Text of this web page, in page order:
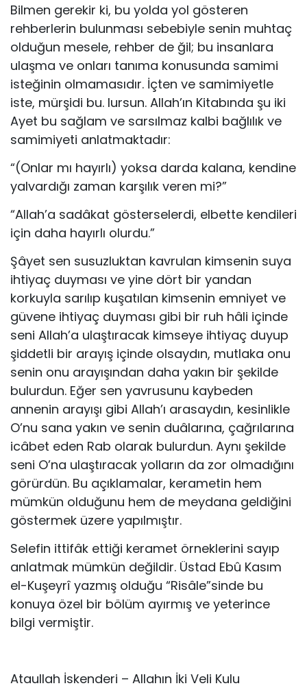
Bilmen gerekir ki, bu yolda yol gösteren
rehberlerin bulunması sebebiyle senin muhtaç
olduğun mesele, rehber de ğil; bu insanlara
ulaşma ve onları tanıma konusunda samimi
isteğinin olmamasıdır. İçten ve samimiyetle
iste, mürşidi bu. lursun. Allah’ın Kitabında şu iki
Ayet bu sağlam ve sarsılmaz kalbi bağlılık ve
samimiyeti anlatmaktadır:
“(Onlar mı hayırlı) yoksa darda kalana, kendine
yalvardığı zaman karşılık veren mi?”
“Allah’a sadâkat gösterselerdi, elbette kendileri
için daha hayırlı olurdu.”
Şâyet sen susuzluktan kavrulan kimsenin suya
ihtiyaç duyması ve yine dört bir yandan
korkuyla sarılıp kuşatılan kimsenin emniyet ve
güvene ihtiyaç duyması gibi bir ruh hâli içinde
seni Allah’a ulaştıracak kimseye ihtiyaç duyup
şiddetli bir arayış içinde olsaydın, mutlaka onu
senin onu arayışından daha yakın bir şekilde
bulurdun. Eğer sen yavrusunu kay­beden
annenin arayışı gibi Allah’ı arasaydın, kesinlikle
O’nu sana yakın ve senin duâlarına, çağrılarına
icâbet eden Rab olarak bulurdun. Aynı şekilde
seni O’na ulaştıracak yolların da zor olmadığını
görürdün. Bu açıklamalar, kerametin hem
mümkün olduğunu hem de meydana geldiğini
göstermek üzere yapılmıştır.
Selefin ittifâk ettiği keramet örneklerini sayıp
anlatmak mümkün değildir. Üstad Ebû Kasım
el-Kuşeyrî yazmış olduğu “Risâle”sinde bu
konuya özel bir bölüm ayırmış ve yeterince
bilgi vermiştir.
Ataullah İskenderi – Allahın İki Veli Kulu